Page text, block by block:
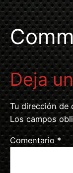
Deja
Tu dirección de
Los campos
Comentario *